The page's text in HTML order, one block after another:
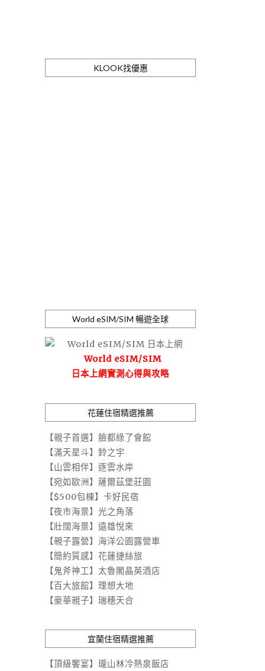
KLOOK找優惠
World eSIM/SIM 暢遊全球
World eSIM/SIM
日本上網實測心得與攻略
花蓮住宿精選推薦
【親子首選】臉都綠了會館
【滿天星斗】鈴之宇
【山雲相伴】逐雲水岸
【宛如歐洲】薩爾茲堡莊園
【$500包棟】卡好民宿
【夜市海景】光之角落
【壯闊海景】遠雄悅來
【親子露營】海洋公園露營車
【簡約質感】花蓮捷絲旅
【鬼斧神工】太魯閣晶英酒店
【百大旅館】理想大地
【豪華親子】瑞穗天合
宜蘭住宿精選推薦
【頂級饗宴】瓏山林冷熱泉飯店